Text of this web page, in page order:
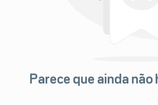
Parece que ainda não